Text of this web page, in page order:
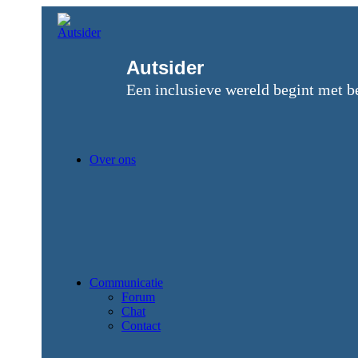
naar
Autsider
Een inclusieve wereld begint met
Over ons
Communicatie
Forum
Chat
Contact